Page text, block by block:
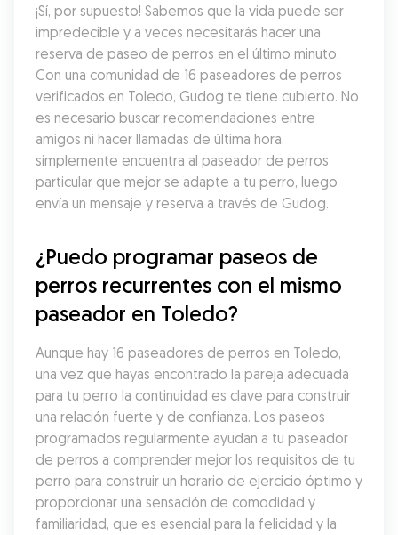
¡Sí, por supuesto! Sabemos que la vida puede ser
impredecible y a veces necesitarás hacer una
reserva de paseo de perros en el último minuto.
Con una comunidad de 16 paseadores de perros
verificados en Toledo, Gudog te tiene cubierto. No
es necesario buscar recomendaciones entre
amigos ni hacer llamadas de última hora,
simplemente encuentra al paseador de perros
particular que mejor se adapte a tu perro, luego
envía un mensaje y reserva a través de Gudog.
¿Puedo programar paseos de
perros recurrentes con el mismo
paseador en Toledo?
Aunque hay 16 paseadores de perros en Toledo,
una vez que hayas encontrado la pareja adecuada
para tu perro la continuidad es clave para construir
una relación fuerte y de confianza. Los paseos
programados regularmente ayudan a tu paseador
de perros a comprender mejor los requisitos de tu
perro para construir un horario de ejercicio óptimo y
proporcionar una sensación de comodidad y
familiaridad, que es esencial para la felicidad y la